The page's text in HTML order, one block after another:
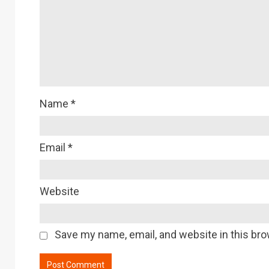
Name *
Email *
Website
Save my name, email, and website in this